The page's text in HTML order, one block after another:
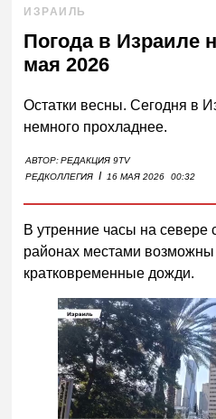
ИЗРАИЛЬ
Погода в Израиле
мая 2026
Остатки весны. Сегодня в
немного прохладнее.
АВТОР:РЕДАКЦИЯ 9TV
РЕДКОЛЛЕГИЯ I 16 МАЯ 2026 00:32
В утренние часы на севере
районах местами
кратковременные дожди.